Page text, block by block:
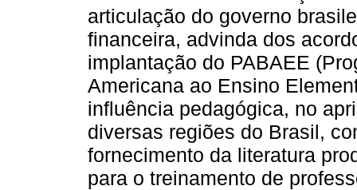
articulação do governo
financeira, advinda dos
implantação do PABAEE
Americana ao Ensino
influência pedagógica, no
diversas regiões do Brasil,
fornecimento da literatura
para o treinamento de